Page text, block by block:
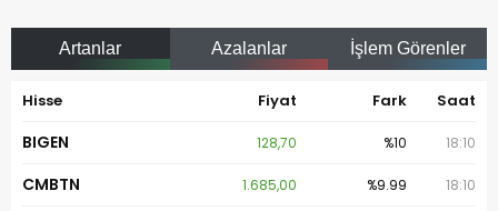
Artanlar Azalanlar İşlem Görenler
Hisse Fiyat Fark Saat
BIGEN 128,70 %10 18:10
CMBTN 1.685,00 %9.99 18:10